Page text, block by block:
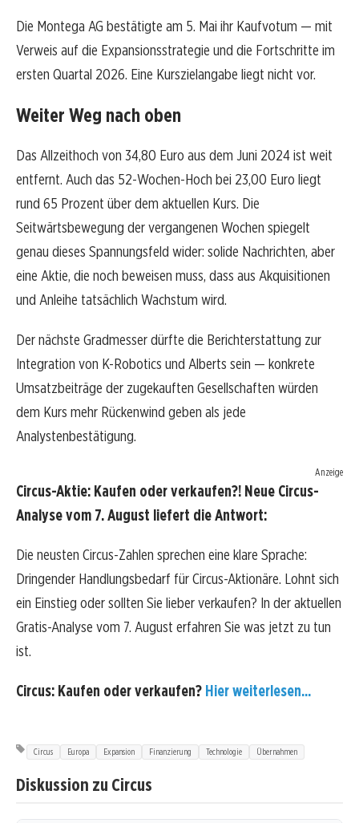
Die Montega AG bestätigte am 5. Mai ihr Kaufvotum — mit
Verweis auf die Expansionsstrategie und die Fortschritte im
ersten Quartal 2026. Eine Kurszielangabe liegt nicht vor.
Weiter Weg nach oben
Das Allzeithoch von 34,80 Euro aus dem Juni 2024 ist weit
entfernt. Auch das 52-Wochen-Hoch bei 23,00 Euro liegt
rund 65 Prozent über dem aktuellen Kurs. Die
Seitwärtsbewegung der vergangenen Wochen spiegelt
genau dieses Spannungsfeld wider: solide Nachrichten, aber
eine Aktie, die noch beweisen muss, dass aus Akquisitionen
und Anleihe tatsächlich Wachstum wird.
Der nächste Gradmesser dürfte die Berichterstattung zur
Integration von K-Robotics und Alberts sein — konkrete
Umsatzbeiträge der zugekauften Gesellschaften würden
dem Kurs mehr Rückenwind geben als jede
Analystenbestätigung.
Anzeige
Circus-Aktie: Kaufen oder verkaufen?! Neue Circus-
Analyse vom 7. August liefert die Antwort:
Die neusten Circus-Zahlen sprechen eine klare Sprache:
Dringender Handlungsbedarf für Circus-Aktionäre. Lohnt sich
ein Einstieg oder sollten Sie lieber verkaufen? In der aktuellen
Gratis-Analyse vom 7. August erfahren Sie was jetzt zu tun
ist.
Circus: Kaufen oder verkaufen? Hier weiterlesen...
Circus Europa Expansion Finanzierung Technologie Übernahmen
Diskussion zu Circus